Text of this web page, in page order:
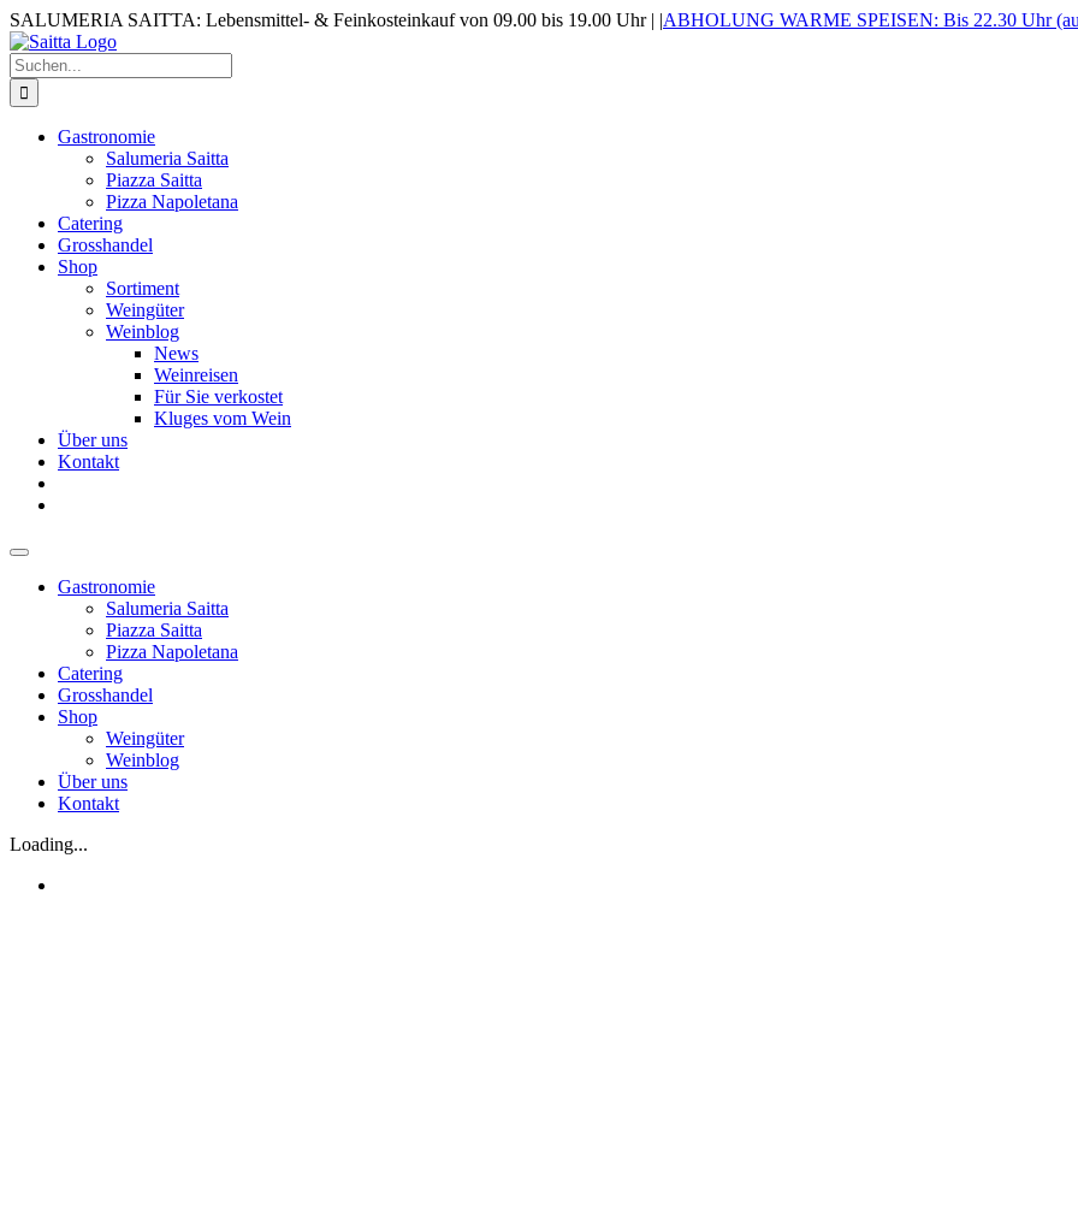
Zum
Inhalt
springen
SALUMERIA SAITTA: Lebensmittel- & Feinkosteinkauf von 09.00 bis 19.00 Uhr | |ABHOLUNG WARME SPEISEN: Bis 22.30 Uhr
Suche
nach:
Gastronomie
Salumeria Saitta
Piazza Saitta
Pizza Napoletana
Catering
Grosshandel
Shop
Sortiment
Weingüter
Weinblog
News
Weinreisen
Für Sie verkostet
Kluges vom Wein
Über uns
Kontakt
Gastronomie
Salumeria Saitta
Piazza Saitta
Pizza Napoletana
Catering
Grosshandel
Shop
Weingüter
Weinblog
Über uns
Kontakt
Loading...